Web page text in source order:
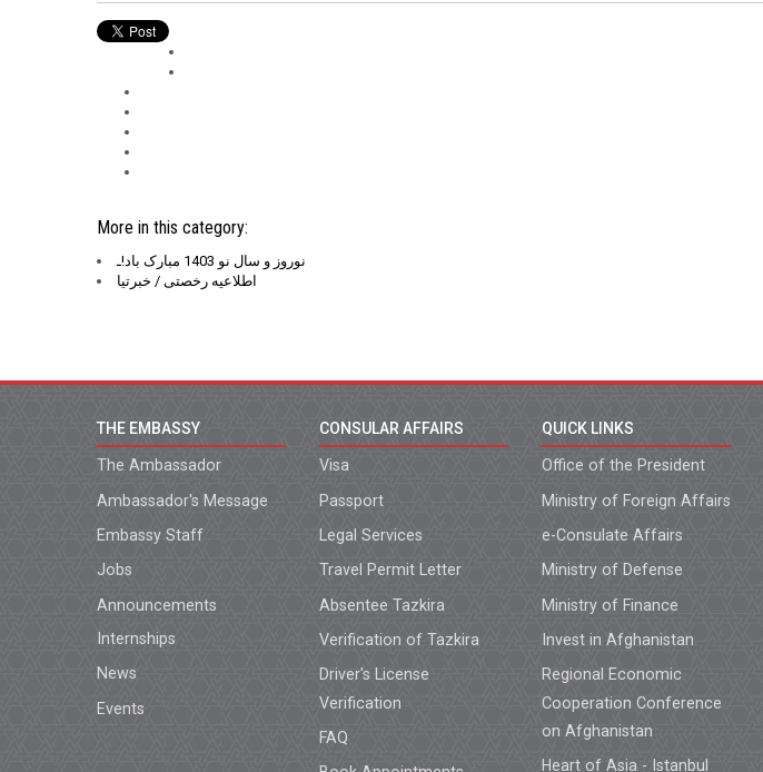
More in this category:
نوروز و سال نو 1403 مبارک باد!ـ
اطلاعیه رخصتی / خبرتیا
THE EMBASSY
The Ambassador
Ambassador's Message
Embassy Staff
Jobs
Announcements
Internships
News
Events
CONSULAR AFFAIRS
Visa
Passport
Legal Services
Travel Permit Letter
Absentee Tazkira
Verification of Tazkira
Driver's License
Verification
FAQ
QUICK LINKS
Office of the President
Ministry of Foreign Affairs
e-Consulate Affairs
Ministry of Defense
Ministry of Finance
Invest in Afghanistan
Regional Economic
Cooperation Conference
on Afghanistan
Heart of Asia - Istanbul